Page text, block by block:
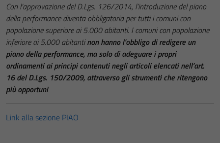
Con l’approvazione del D.Lgs. 126/2014, l’introduzione del piano
della performance diventa obbligatoria per tutti i comuni con
popolazione superiore ai 5.000 abitanti. I comuni con popolazione
inferiore ai 5.000 abitantinon hanno l’obbligo di redigere un
piano della performance, ma solo di adeguare i propri
ordinamenti ai principi contenuti negli articoli elencati nell’art.
16 del D.Lgs. 150/2009, attraverso gli strumenti che ritengono
più opportuni
Link alla sezione PIAO